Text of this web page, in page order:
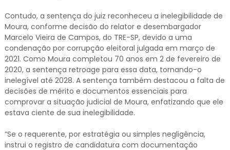
Contudo, a sentença do juiz reconheceu a inelegibilidade de
Moura, conforme decisão do relator e desembargador
Marcelo Vieira de Campos, do TRE-SP, devido a uma
condenação por corrupção eleitoral julgada em março de
2021. Como Moura completou 70 anos em 2 de fevereiro de
2020, a sentença retroage para essa data, tornando-o
inelegível até 2028. A sentença também destacou a falta de
decisões de mérito e documentos essenciais para
comprovar a situação judicial de Moura, enfatizando que ele
estava ciente de sua inelegibilidade.
“Se o requerente, por estratégia ou simples negligência,
instrui o registro de candidatura com documentação